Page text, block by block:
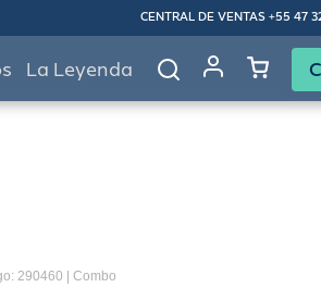
CENTRAL DE VENTAS +55 47
La Leyenda
290460 | Combo